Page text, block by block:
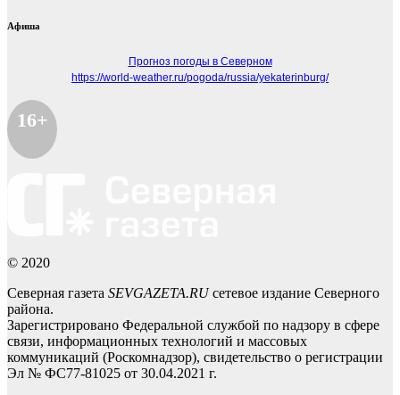
Афиша
Прогноз погоды в Северном
https://world-weather.ru/pogoda/russia/yekaterinburg/
16+
© 2020
Северная газета SEVGAZETA.RUсетевое издание Северного
района.
Зарегистрировано Федеральной службой по надзору в сфере
связи, информационных технологий и массовых
коммуникаций (Роскомнадзор), свидетельство о регистрации
Эл № ФС77-81025 от 30.04.2021 г.